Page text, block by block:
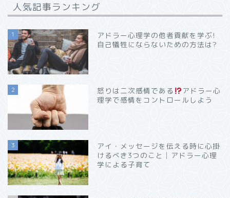
人気記事ランキング
1
アドラー心理学の他者貢献を学ぶ!
自己犠牲にならないための方法は?
2 怒りは二次感情である
アドラー心
理学で感情をコントロールしよう
3
アイ・メッセージを伝える時に心掛
けるべき3つのこと│アドラー心理
学による子育て